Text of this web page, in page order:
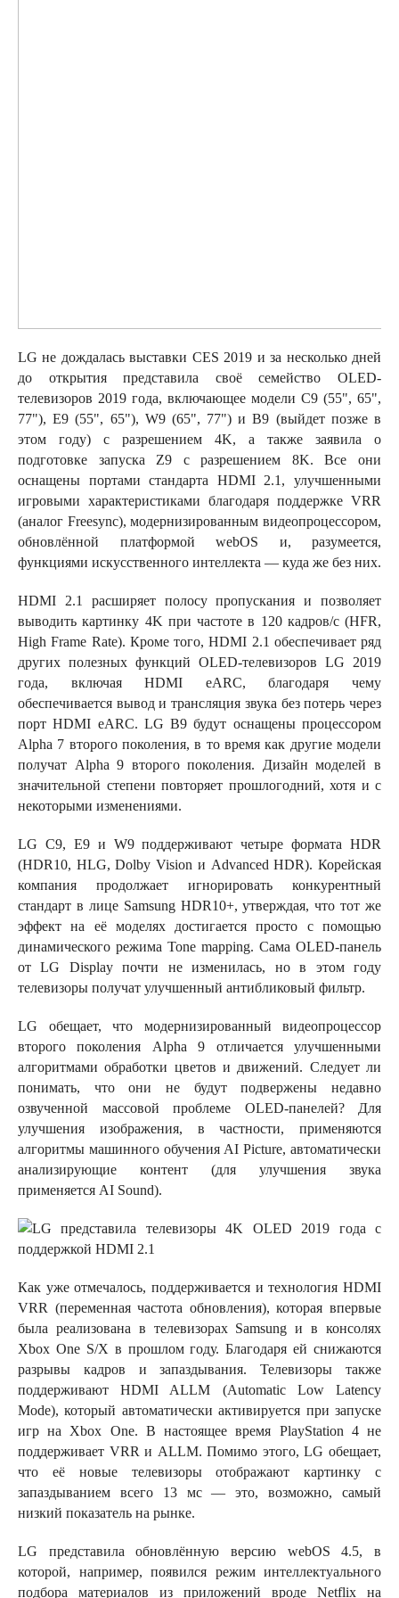
LG не дождалась выставки CES 2019 и за несколько дней
до открытия представила своё семейство OLED-
телевизоров 2019 года, включающее модели C9 (55", 65",
77"), E9 (55", 65"), W9 (65", 77") и B9 (выйдет позже в
этом году) с разрешением 4K, а также заявила о
подготовке запуска Z9 с разрешением 8K. Все они
оснащены портами стандарта HDMI 2.1, улучшенными
игровыми характеристиками благодаря поддержке VRR
(аналог Freesync), модернизированным видеопроцессором,
обновлённой платформой webOS и, разумеется,
функциями искусственного интеллекта — куда же без них.
HDMI 2.1 расширяет полосу пропускания и позволяет
выводить картинку 4K при частоте в 120 кадров/с (HFR,
High Frame Rate). Кроме того, HDMI 2.1 обеспечивает ряд
других полезных функций OLED-телевизоров LG 2019
года, включая HDMI eARC, благодаря чему
обеспечивается вывод и трансляция звука без потерь через
порт HDMI eARC. LG B9 будут оснащены процессором
Alpha 7 второго поколения, в то время как другие модели
получат Alpha 9 второго поколения. Дизайн моделей в
значительной степени повторяет прошлогодний, хотя и с
некоторыми изменениями.
LG C9, E9 и W9 поддерживают четыре формата HDR
(HDR10, HLG, Dolby Vision и Advanced HDR). Корейская
компания продолжает игнорировать конкурентный
стандарт в лице Samsung HDR10+, утверждая, что тот же
эффект на её моделях достигается просто с помощью
динамического режима Tone mapping. Сама OLED-панель
от LG Display почти не изменилась, но в этом году
телевизоры получат улучшенный антибликовый фильтр.
LG обещает, что модернизированный видеопроцессор
второго поколения Alpha 9 отличается улучшенными
алгоритмами обработки цветов и движений. Следует ли
понимать, что они не будут подвержены недавно
озвученной массовой проблеме OLED-панелей? Для
улучшения изображения, в частности, применяются
алгоритмы машинного обучения AI Picture, автоматически
анализирующие контент (для улучшения звука
применяется AI Sound).
Как уже отмечалось, поддерживается и технология HDMI
VRR (переменная частота обновления), которая впервые
была реализована в телевизорах Samsung и в консолях
Xbox One S/X в прошлом году. Благодаря ей снижаются
разрывы кадров и запаздывания. Телевизоры также
поддерживают HDMI ALLM (Automatic Low Latency
Mode), который автоматически активируется при запуске
игр на Xbox One. В настоящее время PlayStation 4 не
поддерживает VRR и ALLM. Помимо этого, LG обещает,
что её новые телевизоры отображают картинку с
запаздыванием всего 13 мс — это, возможно, самый
низкий показатель на рынке.
LG представила обновлённую версию webOS 4.5, в
которой, например, появился режим интеллектуального
подбора материалов из приложений вроде Netflix на